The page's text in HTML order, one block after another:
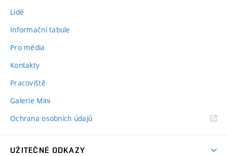
Lidé
Informační tabule
Pro média
Kontakty
Pracoviště
Galerie Mini
Ochrana osobních údajů
UŽITEČNÉ ODKAZY